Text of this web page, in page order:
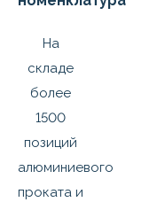
На
складе
более
1500
позиций
алюминиевого
проката и